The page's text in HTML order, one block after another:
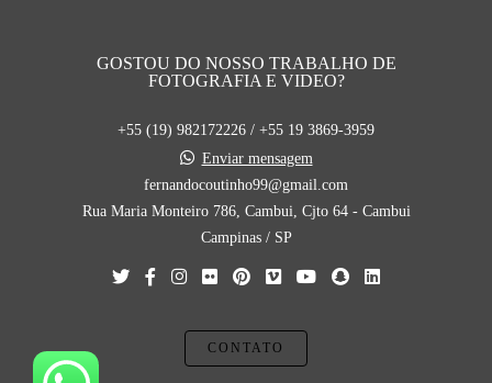
GOSTOU DO NOSSO TRABALHO DE
FOTOGRAFIA E VIDEO?
+55 (19) 982172226 / +55 19 3869-3959
Enviar mensagem
fernandocoutinho99@gmail.com
Rua Maria Monteiro 786, Cambui, Cjto 64 - Cambui
Campinas / SP
CONTATO